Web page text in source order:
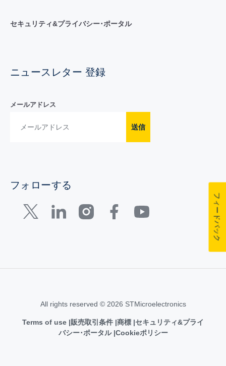
セキュリティ&プライバシー･ポータル
ニュースレター 登録
メールアドレス
送信
フォローする
All rights reserved © 2026 STMicroelectronics
Terms of use 販売取引条件 商標 セキュリティ&プライ
バシー･ポータル Cookieポリシー
フィードバック